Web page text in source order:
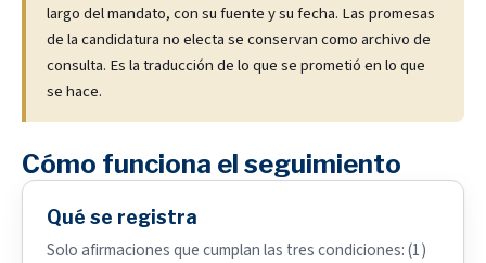
largo del mandato, con su fuente y su fecha. Las promesas
de la candidatura no electa se conservan como archivo de
consulta. Es la traducción de lo que se prometió en lo que
se hace.
Cómo funciona el seguimiento
Qué se registra
Solo afirmaciones que cumplan las tres condiciones: (1)